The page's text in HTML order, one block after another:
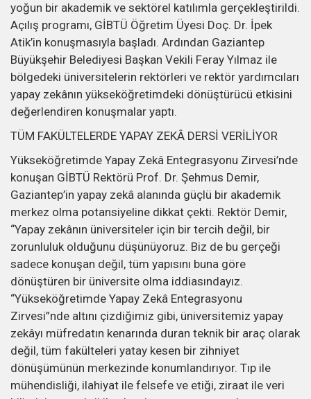
yoğun bir akademik ve sektörel katılımla gerçekleştirildi.
Açılış programı, GİBTÜ Öğretim Üyesi Doç. Dr. İpek
Atik’in konuşmasıyla başladı. Ardından Gaziantep
Büyükşehir Belediyesi Başkan Vekili Feray Yılmaz ile
bölgedeki üniversitelerin rektörleri ve rektör yardımcıları
yapay zekânın yükseköğretimdeki dönüştürücü etkisini
değerlendiren konuşmalar yaptı.
TÜM FAKÜLTELERDE YAPAY ZEKÂ DERSİ VERİLİYOR
Yükseköğretimde Yapay Zekâ Entegrasyonu Zirvesi’nde
konuşan GİBTÜ Rektörü Prof. Dr. Şehmus Demir,
Gaziantep’in yapay zekâ alanında güçlü bir akademik
merkez olma potansiyeline dikkat çekti. Rektör Demir,
“Yapay zekânın üniversiteler için bir tercih değil, bir
zorunluluk olduğunu düşünüyoruz. Biz de bu gerçeği
sadece konuşan değil, tüm yapısını buna göre
dönüştüren bir üniversite olma iddiasındayız.
“Yükseköğretimde Yapay Zekâ Entegrasyonu
Zirvesi”nde altını çizdiğimiz gibi, üniversitemiz yapay
zekâyı müfredatın kenarında duran teknik bir araç olarak
değil, tüm fakülteleri yatay kesen bir zihniyet
dönüşümünün merkezinde konumlandırıyor. Tıp ile
mühendisliği, ilahiyat ile felsefe ve etiği, ziraat ile veri